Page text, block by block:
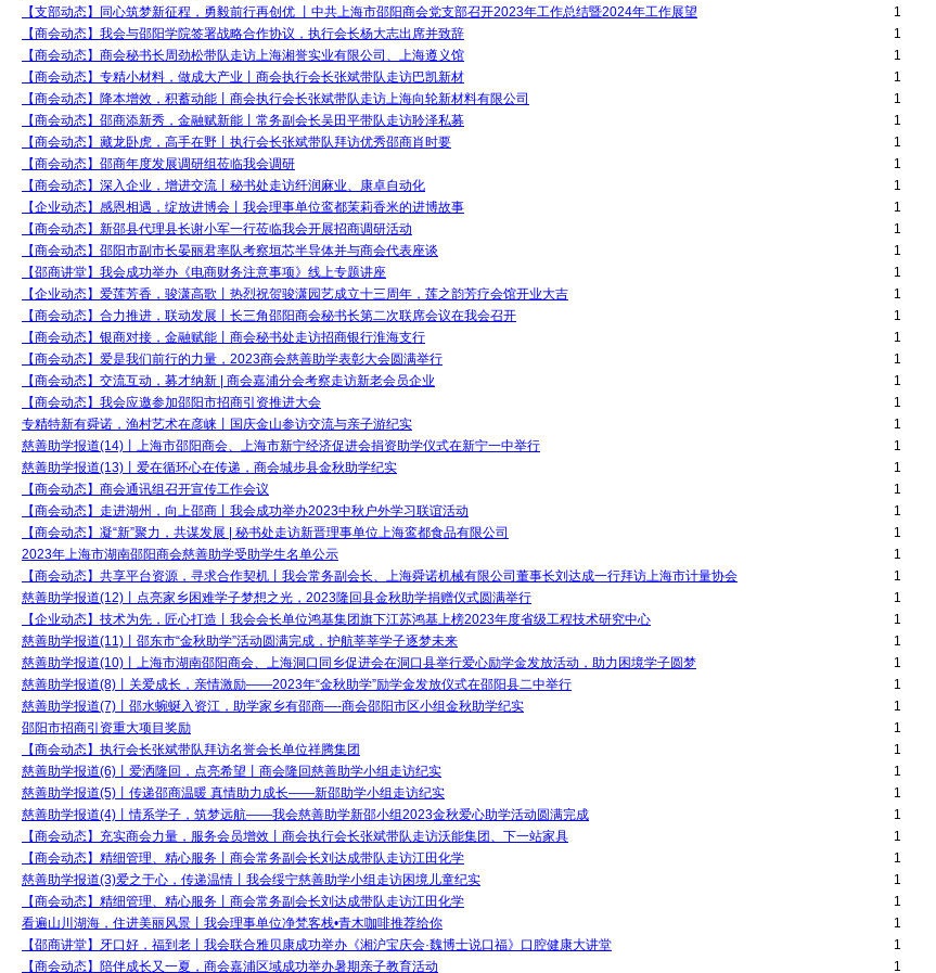
【支部动态】同心筑梦新征程，勇毅前行再创优 丨中共上海市邵阳商会党支部召开2023年工作总结暨2024年工作展望
1
【商会动态】我会与邵阳学院签署战略合作协议，执行会长杨大志出席并致辞
1
【商会动态】商会秘书长周劲松带队走访上海湘誉实业有限公司、上海遵义馆
1
【商会动态】专精小材料，做成大产业丨商会执行会长张斌带队走访巴凯新材
1
【商会动态】降本增效，积蓄动能丨商会执行会长张斌带队走访上海向轮新材料有限公司
1
【商会动态】邵商添新秀，金融赋新能丨常务副会长吴田平带队走访聆泽私募
1
【商会动态】藏龙卧虎，高手在野丨执行会长张斌带队拜访优秀邵商肖时要
1
【商会动态】邵商年度发展调研组莅临我会调研
1
【商会动态】深入企业，增进交流丨秘书处走访纤润麻业、康卓自动化
1
【企业动态】感恩相遇，绽放进博会丨我会理事单位鸾都茉莉香米的进博故事
1
【商会动态】新邵县代理县长谢小军一行莅临我会开展招商调研活动
1
【商会动态】邵阳市副市长晏丽君率队考察垣芯半导体并与商会代表座谈
1
【邵商讲堂】我会成功举办《电商财务注意事项》线上专题讲座
1
【企业动态】爱莲芳香，骏潇高歌丨热烈祝贺骏潇园艺成立十三周年，莲之韵芳疗会馆开业大吉
1
【商会动态】合力推进，联动发展丨长三角邵阳商会秘书长第二次联席会议在我会召开
1
【商会动态】银商对接，金融赋能丨商会秘书处走访招商银行淮海支行
1
【商会动态】爱是我们前行的力量，2023商会慈善助学表彰大会圆满举行
1
【商会动态】交流互动，募才纳新 | 商会嘉浦分会考察走访新老会员企业
1
【商会动态】我会应邀参加邵阳市招商引资推进大会
1
专精特新有舜诺，渔村艺术在彦崃丨国庆金山参访交流与亲子游纪实
1
慈善助学报道(14)丨上海市邵阳商会、上海市新宁经济促进会捐资助学仪式在新宁一中举行
1
慈善助学报道(13)丨爱在循环心在传递，商会城步县金秋助学纪实
1
【商会动态】商会通讯组召开宣传工作会议
1
【商会动态】走进湖州，向上邵商丨我会成功举办2023中秋户外学习联谊活动
1
【商会动态】凝“新”聚力，共谋发展 | 秘书处走访新晋理事单位上海鸾都食品有限公司
1
2023年上海市湖南邵阳商会慈善助学受助学生名单公示
1
【商会动态】共享平台资源，寻求合作契机丨我会常务副会长、上海舜诺机械有限公司董事长刘达成一行拜访上海市计量协会
1
慈善助学报道(12)丨点亮家乡困难学子梦想之光，2023隆回县金秋助学捐赠仪式圆满举行
1
【企业动态】技术为先，匠心打造丨我会会长单位鸿基集团旗下江苏鸿基上榜2023年度省级工程技术研究中心
1
慈善助学报道(11)丨邵东市“金秋助学”活动圆满完成，护航莘莘学子逐梦未来
1
慈善助学报道(10)丨上海市湖南邵阳商会、上海洞口同乡促进会在洞口县举行爱心励学金发放活动，助力困境学子圆梦
1
慈善助学报道(8)丨关爱成长，亲情激励——2023年“金秋助学”励学金发放仪式在邵阳县二中举行
1
慈善助学报道(7)丨邵水蜿蜒入资江，助学家乡有邵商—-商会邵阳市区小组金秋助学纪实
1
邵阳市招商引资重大项目奖励
1
【商会动态】执行会长张斌带队拜访名誉会长单位祥腾集团
1
慈善助学报道(6)丨爱洒隆回，点亮希望丨商会隆回慈善助学小组走访纪实
1
慈善助学报道(5)丨传递邵商温暖 真情助力成长——新邵助学小组走访纪实
1
慈善助学报道(4)丨情系学子，筑梦远航——我会慈善助学新邵小组2023金秋爱心助学活动圆满完成
1
【商会动态】充实商会力量，服务会员增效丨商会执行会长张斌带队走访沃能集团、下一站家具
1
【商会动态】精细管理、精心服务丨商会常务副会长刘达成带队走访江田化学
1
慈善助学报道(3)爱之于心，传递温情丨我会绥宁慈善助学小组走访困境儿童纪实
1
【商会动态】精细管理、精心服务丨商会常务副会长刘达成带队走访江田化学
1
看遍山川湖海，住进美丽风景丨我会理事单位净梵客栈•青木咖啡推荐给你
1
【邵商讲堂】牙口好，福到老丨我会联合雅贝康成功举办《湘沪宝庆会·魏博士说口福》口腔健康大讲堂
1
【商会动态】陪伴成长又一夏，商会嘉浦区域成功举办暑期亲子教育活动
1